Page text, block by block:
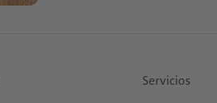
Servicios